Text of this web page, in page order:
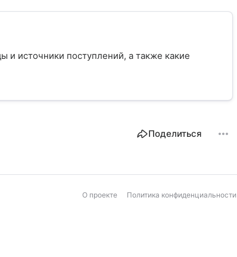
и источники поступлений, а также какие
Поделиться
О проекте Политика конфиденциальности